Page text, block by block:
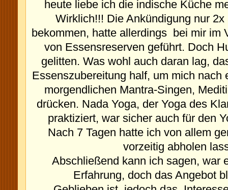
heute liebe ich die indische Küche
Wirklich!!! Die Ankündigung nur
bekommen, hatte allerdings bei mir im
von Essensreserven geführt. Doch
gelitten. Was wohl auch daran lag,
Essenszubereitung half, um mich nach
morgendlichen Mantra-Singen,
drücken. Nada Yoga, der Yoga des
praktiziert, war sicher auch für den
Nach 7 Tagen hatte ich von allem
vorzeitig abholen
Abschließend kann ich sagen, war
Erfahrung, doch das Angebot